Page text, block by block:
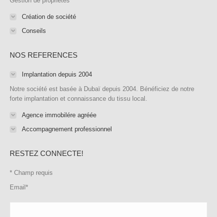
Création de société
Conseils
NOS REFERENCES
Implantation depuis 2004
Notre société est basée à Dubaï depuis 2004. Bénéficiez de notre
forte implantation et connaissance du tissu local.
Agence immobilére agréée
Accompagnement professionnel
RESTEZ CONNECTE!
* Champ requis
Email *